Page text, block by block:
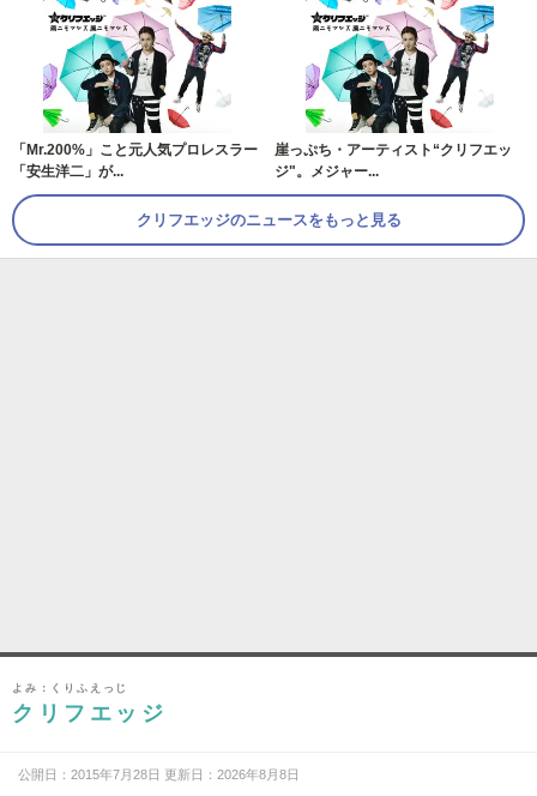
「Mr.200%」こと元人気プロレスラー
「安生洋二」が...
崖っぷち・アーティスト“クリフエッ
ジ"。メジャー...
クリフエッジのニュースをもっと見る
よみ：くりふえっじ
クリフエッジ
公開日：2015年7月28日 更新日：2026年8月8日